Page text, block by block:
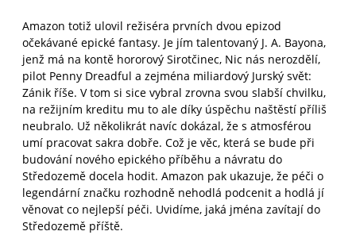
Amazon totiž ulovil režiséra prvních dvou epizod
očekávané epické fantasy. Je jím talentovaný J. A. Bayona,
jenž má na kontě hororový Sirotčinec, Nic nás nerozdělí,
pilot Penny Dreadful a zejména miliardový Jurský svět:
Zánik říše. V tom si sice vybral zrovna svou slabší chvilku,
na režijním kreditu mu to ale díky úspěchu naštěstí příliš
neubralo. Už několikrát navíc dokázal, že s atmosférou
umí pracovat sakra dobře. Což je věc, která se bude při
budování nového epického příběhu a návratu do
Středozemě docela hodit. Amazon pak ukazuje, že péči o
legendární značku rozhodně nehodlá podcenit a hodlá jí
věnovat co nejlepší péči. Uvidíme, jaká jména zavítají do
Středozemě příště.